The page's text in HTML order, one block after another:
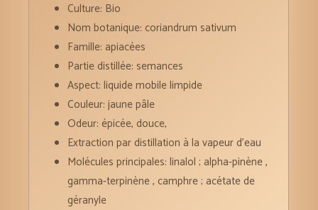
Culture: Bio
Nom botanique: coriandrum sativum
Famille: apiacées
Partie distillée: semances
Aspect: liquide mobile limpide
Couleur: jaune pâle
Odeur: épicée, douce,
Extraction par distillation à la vapeur d’eau
Molécules principales: linalol ; alpha-pinène ,
gamma-terpinène , camphre ; acétate de
géranyle